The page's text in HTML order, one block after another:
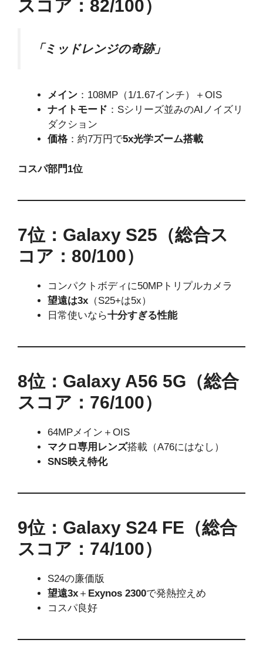
スコア：82/100）
「ミッドレンジの奇跡」
メイン ：108MP（1/1.67インチ）＋OIS
ナイトモード ：Sシリーズ並みのAIノイズリ
ダクション
価格 ：約7万円で5x光学ズーム搭載
コスパ部門1位
7位：Galaxy S25（総合ス
コア：80/100）
コンパクトボディに50MPトリプルカメラ
望遠は3x （S25+は5x）
日常使いなら十分すぎる性能
8位：Galaxy A56 5G（総合
スコア：76/100）
64MPメイン＋OIS
マクロ専用レンズ搭載（A76にはなし）
SNS映え特化
9位：Galaxy S24 FE（総合
スコア：74/100）
S24の廉価版
望遠3x ＋ Exynos 2300で発熱控えめ
コスパ良好